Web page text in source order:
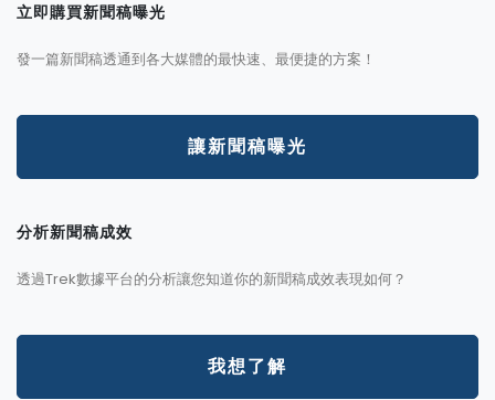
立即購買新聞稿曝光
發一篇新聞稿透通到各大媒體的最快速、最便捷的方案！
讓新聞稿曝光
分析新聞稿成效
透過Trek數據平台的分析讓您知道你的新聞稿成效表現如何？
我想了解